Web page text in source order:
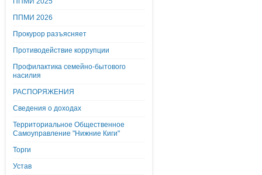
ППМИ 2026
Прокурор разъясняет
Противодействие коррупции
Профилактика семейно-бытового
насилия
РАСПОРЯЖЕНИЯ
Сведения о доходах
Территориальное Общественное
Самоуправление "Нижние Киги"
Торги
Устав